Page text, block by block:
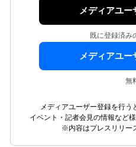
メディアユー
既に登録済み
メディアユー
無
メディアユーザー登録を行う
イベント・記者会見の情報など
※内容はプレスリリー